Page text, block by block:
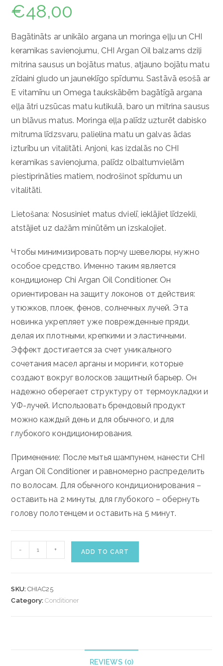
€48,00
Bagātināts ar unikālo argana un moringa eļļu un CHI
keramikas savienojumu, CHI Argan Oil balzams dziļi
mitrina sausus un bojātus matus, atjauno bojātu matu
zīdaini gludo un jauneklīgo spīdumu. Sastāvā esošā ar
E vitamīnu un Omega taukskābēm bagātīgā argana
eļļa ātri uzsūcas matu kutikulā, baro un mitrina sausus
un blāvus matus. Moringa eļļa palīdz uzturēt dabisko
mitruma līdzsvaru, palielina matu un galvas ādas
izturību un vitalitāti. Anjoni, kas izdalās no CHI
keramikas savienojuma, palīdz olbaltumvielām
piestiprināties matiem, nodrošinot spīdumu un
vitalitāti.
Lietošana: Nosusiniet matus dvielī, ieklājiet līdzekli,
atstājiet uz dažām minūtēm un izskalojiet.
Чтобы минимизировать порчу шевелюры, нужно
особое средство. Именно таким является
кондиционер Chi Argan Oil Conditioner. Он
ориентирован на защиту локонов от действия:
утюжков, плоек, фенов, солнечных лучей. Эта
новинка укрепляет уже поврежденные пряди,
делая их плотными, крепкими и эластичными.
Эффект достигается за счет уникального
сочетания масел арганы и моринги, которые
создают вокруг волосков защитный барьер. Он
надежно оберегает структуру от термоукладки и
УФ-лучей. Использовать брендовый продукт
можно каждый день и для обычного, и для
глубокого кондиционирования.
Применение: После мытья шампунем, нанести CHI
Argan Oil Conditioner и равномерно распределить
по волосам. Для обычного кондиционирования –
оставить на 2 минуты, для глубокого – обернуть
голову полотенцем и оставить на 5 минут.
ARGAN
- + ADD TO CART
SKU: CHIAC25
Category:Conditioner
REVIEWS (0)